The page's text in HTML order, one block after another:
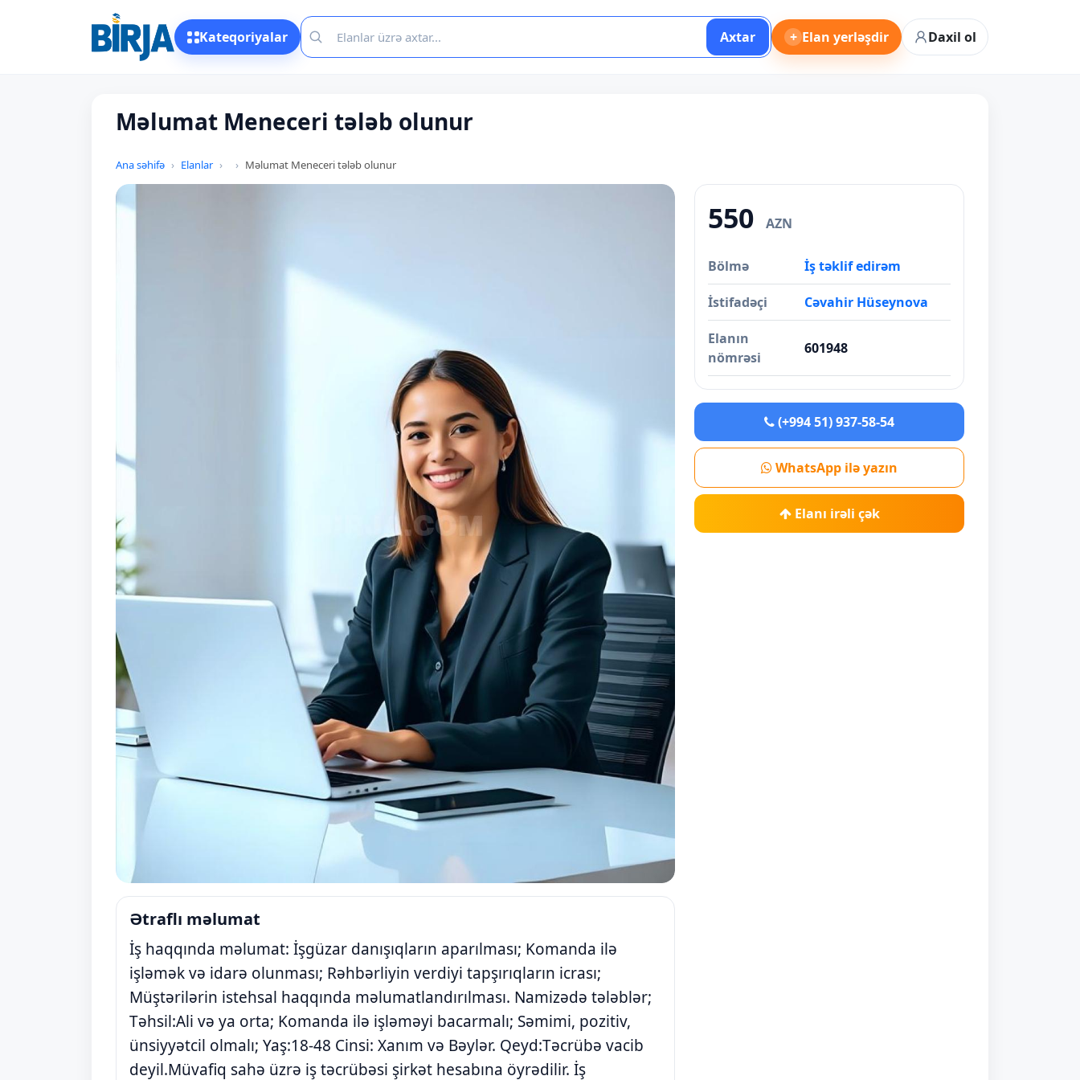
Kateqoriyalar Axtar + Elan yerləşdir Daxil ol
Məlumat Meneceri tələb olunur
Ana səhifə Elanlar Məlumat Meneceri tələb olunur
Ətraflı məlumat
İş haqqında məlumat: İşgüzar danışıqların aparılması; Komanda ilə
işləmək və idarə olunması; Rəhbərliyin verdiyi tapşırıqların icrası;
Müştərilərin istehsal haqqında məlumatlandırılması. Namizədə tələblər;
Təhsil:Ali və ya orta; Komanda ilə işləməyi bacarmalı; Səmimi, pozitiv,
ünsiyyətcil olmalı; Yaş:18-48 Cinsi: Xanım və Bəylər. Qeyd:Təcrübə vacib
deyil.Müvafiq sahə üzrə iş təcrübəsi şirkət hesabına öyrədilir. İş
550 AZN
Bölmə İş təklif edirəm
İstifadəçi Cəvahir Hüseynova
Elanın
nömrəsi
601948
(+994 51) 937-58-54
WhatsApp ilə yazın
Elanı irəli çək